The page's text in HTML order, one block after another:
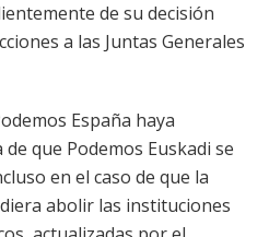
de su decisión
a las Juntas Generales
España haya
que Podemos Euskadi se
en el caso de que la
abolir las instituciones